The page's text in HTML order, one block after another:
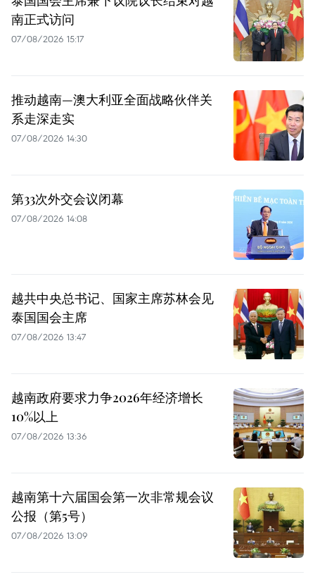
南正式访问
07/08/2026 15:17
推动越南—澳大利亚全面战略伙伴关
系走深走实
07/08/2026 14:30
第33次外交会议闭幕
07/08/2026 14:08
越共中央总书记、国家主席苏林会见
泰国国会主席
07/08/2026 13:47
越南政府要求力争2026年经济增长
10%以上
07/08/2026 13:36
越南第十六届国会第一次非常规会议
公报（第5号）
07/08/2026 13:09